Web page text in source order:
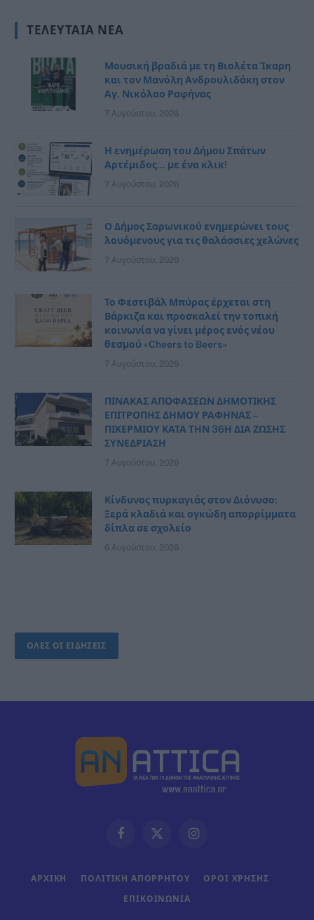
ΤΕΛΕΥΤΑΊΑ ΝΈΑ
Μουσική βραδιά με τη Βιολέτα Ίκαρη
και τον Μανόλη Ανδρουλιδάκη στον
Αγ. Νικόλαο Ραφήνας
7 Αυγούστου, 2026
Η ενημέρωση του Δήμου Σπάτων
Αρτέμιδος… με ένα κλικ!
7 Αυγούστου, 2026
Ο Δήμος Σαρωνικού ενημερώνει τους
λουόμενους για τις θαλάσσιες χελώνες
7 Αυγούστου, 2026
Το Φεστιβάλ Μπύρας έρχεται στη
Βάρκιζα και προσκαλεί την τοπική
κοινωνία να γίνει μέρος ενός νέου
θεσμού «Cheers to Beers»
7 Αυγούστου, 2026
ΠΙΝΑΚΑΣ ΑΠΟΦΑΣΕΩΝ ΔΗΜΟΤΙΚΗΣ
ΕΠΙΤΡΟΠΗΣ ΔΗΜΟΥ ΡΑΦΗΝΑΣ –
ΠΙΚΕΡΜΙΟΥ ΚΑΤΑ ΤΗΝ 36Η ΔΙΑ ΖΩΣΗΣ
ΣΥΝΕΔΡΙΑΣΗ
7 Αυγούστου, 2026
Κίνδυνος πυρκαγιάς στον Διόνυσο:
Ξερά κλαδιά και ογκώδη απορρίμματα
δίπλα σε σχολείο
6 Αυγούστου, 2026
ΟΛΕΣ ΟΙ ΕΙΔΗΣΕΙΣ
FacebookX
Instagram
ΑΡΧΙΚΗ ΠΟΛΙΤΙΚΗ ΑΠΟΡΡΗΤΟΥ ΟΡΟΙ ΧΡΗΣΗΣ
ΕΠΙΚΟΙΝΩΝΊΑ